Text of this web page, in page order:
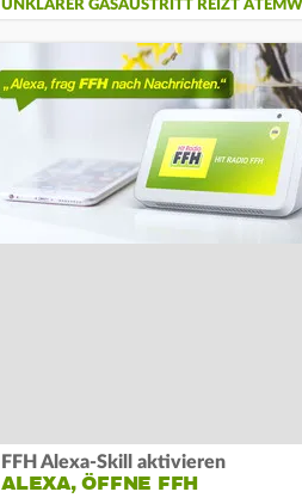
UNKLARER GASAUSTRITT REIZT
FFH Alexa-Skill aktivieren
ALEXA, ÖFFNE FFH